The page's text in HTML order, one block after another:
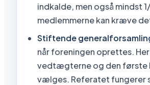
indkalde, men også mindst
medlemmerne kan kræve
Stiftende
når foreningen oprettes.
vedtægterne og den første
vælges. Referatet fungerer